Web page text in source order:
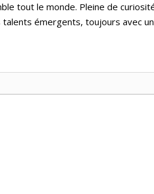
tout le monde. Pleine de
talents émergents, toujours avec